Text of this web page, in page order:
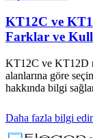
KT12C ve
Farklar ve
KT12C ve KT12D
alanlarına göre
hakkında bilgi
Daha fazla bilgi